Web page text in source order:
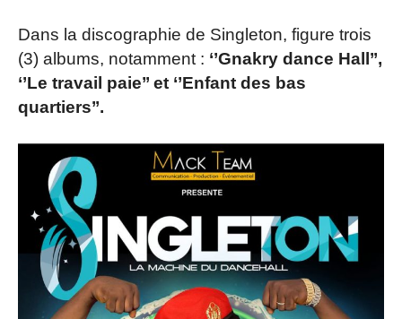
Dans la discographie de Singleton, figure trois
(3) albums, notamment : ‘’Gnakry dance Hall’’,
‘’Le travail paie’’ et ‘’Enfant des bas
quartiers’’.